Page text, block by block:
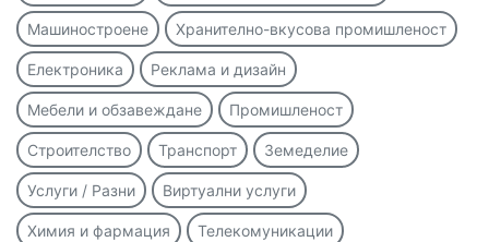
Машиностроене Хранително-вкусова промишленост
Електроника Реклама и дизайн
Мебели и обзавеждане Промишленост
Строителство Транспорт Земеделие
Услуги / Разни Виртуални услуги
Химия и фармация Телекомуникации